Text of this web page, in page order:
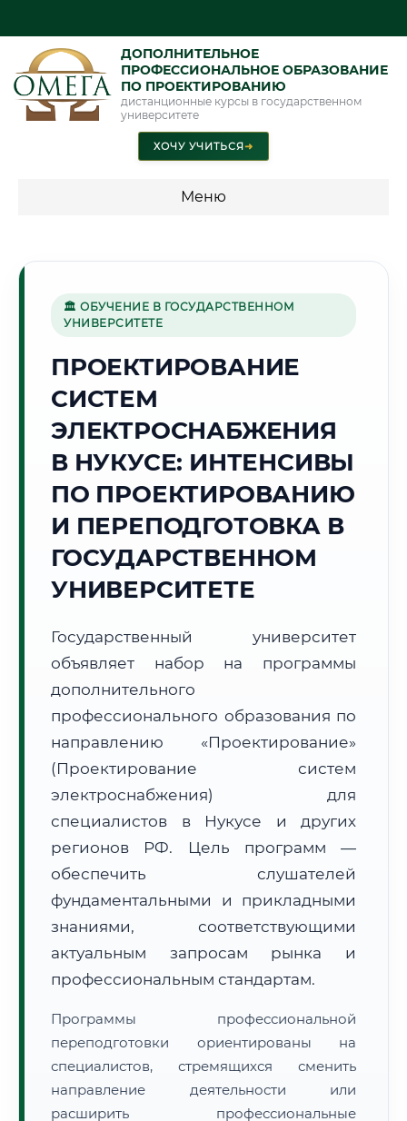
ДОПОЛНИТЕЛЬНОЕ
ПРОФЕССИОНАЛЬНОЕ ОБРАЗОВАНИЕ
ПО ПРОЕКТИРОВАНИЮ
дистанционные курсы в государственном
университете
ХОЧУ УЧИТЬСЯ➜
Меню
🌵
01:54:04
2026 г.
Погода в г. Нукус: 🌤️ +34°C Преимущественно ясно
🌅 Восход: 06:00 🌇 Закат:20:14
Субъект:
Республика Узбекистан
Часовой пояс:
Формат учебы:
Дистанционно
🗺️ Зона обслуживания: г. Нукус
• Маршрут транзита:~2 191 км
📜 Документы и аккредитация ФИС ФРДО
🔍Нажмите на документ для увеличения и просмотра
🏛 ОБУЧЕНИЕ В ГОСУДАРСТВЕННОМ
УНИВЕРСИТЕТЕ
ПРОЕКТИРОВАНИЕ
СИСТЕМ
ЭЛЕКТРОСНАБЖЕНИЯ
В НУКУСЕ: ИНТЕНСИВЫ
ПО ПРОЕКТИРОВАНИЮ
И ПЕРЕПОДГОТОВКА В
ГОСУДАРСТВЕННОМ
УНИВЕРСИТЕТЕ
Государственный университет
объявляет набор на программы
дополнительного
профессионального образования по
направлению «Проектирование»
(Проектирование систем
электроснабжения) для
специалистов в Нукусе и других
регионов РФ. Цель программ —
обеспечить слушателей
фундаментальными и прикладными
знаниями, соответствующими
актуальным запросам рынка и
профессиональным стандартам.
Программы профессиональной
переподготовки ориентированы на
специалистов, стремящихся сменить
направление деятельности или
расширить профессиональные